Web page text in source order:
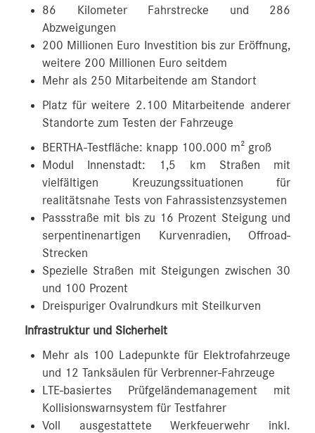
86 Kilometer Fahrstrecke und 286
Abzweigungen
200 Millionen Euro Investition bis zur Eröffnung,
weitere 200 Millionen Euro seitdem
Mehr als 250 Mitarbeitende am Standort
Platz für weitere 2.100 Mitarbeitende anderer
Standorte zum Testen der Fahrzeuge
BERTHA-Testfläche: knapp 100.000 m² groß
Modul Innenstadt: 1,5 km Straßen mit
vielfältigen Kreuzungssituationen für
realitätsnahe Tests von Fahrassistenzsystemen
Passstraße mit bis zu 16 Prozent Steigung und
serpentinenartigen Kurvenradien, Offroad-
Strecken
Spezielle Straßen mit Steigungen zwischen 30
und 100 Prozent
Dreispuriger Ovalrundkurs mit Steilkurven
Infrastruktur und Sicherheit
Mehr als 100 Ladepunkte für Elektrofahrzeuge
und 12 Tanksäulen für Verbrenner-Fahrzeuge
LTE-basiertes Prüfgeländemanagement mit
Kollisionswarnsystem für Testfahrer
Voll ausgestattete Werkfeuerwehr inkl.